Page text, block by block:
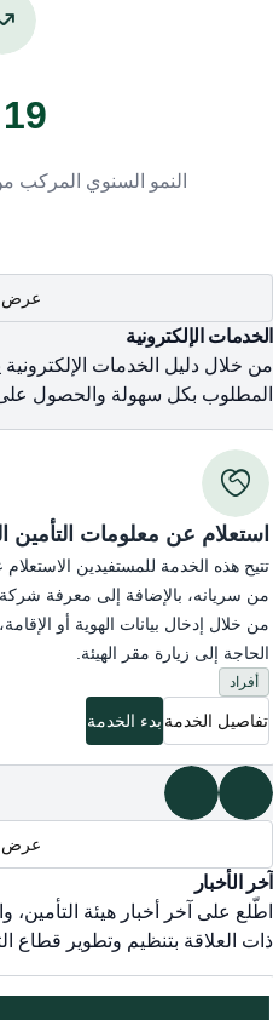
19 %
النمو السنوي المركب من العام
عرض
الخدمات الإلكترونية
من خلال دليل الخدمات
المطلوب بكل سهولة والحصول على
استعلام عن معلومات
تتيح هذه الخدمة للمستفيدين
من سريانه، بالإضافة إلى معرفة شركة
من خلال إدخال بيانات الهوية أو
الحاجة إلى زيارة مقر الهيئة.
أفراد
تفاصيل الخدمة بدء الخدمة
عرض
آخر الأخبار
اطّلع على آخر أخبار هيئة التأمين،
ذات العلاقة بتنظيم وتطوير قطاع